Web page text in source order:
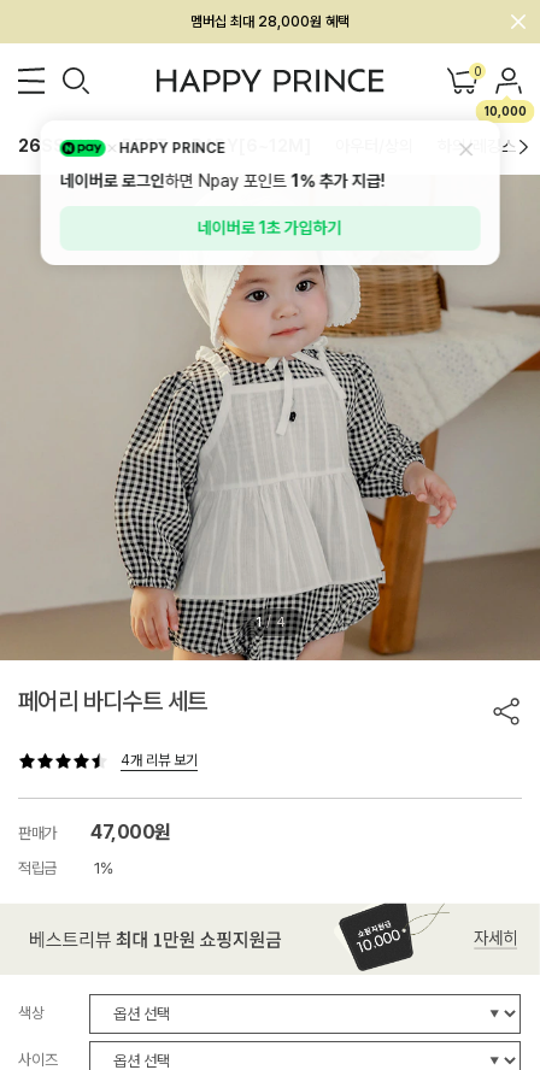
회원전용 아울렛, 가입하면 ~60% 할인!
멤버십 최대 28,000원 혜택 0
10,000
26SS 신상 BEST BABY[6~12M] 하의/레깅스
1 / 4
페어리 바디수트 세트
4개 리뷰 보기
판매가 47,000원
적립금 1%
색상
사이즈
HAPPY PRINCE
네이버로 로그인하면 Npay 포인트1%추가 지급!
네이버로 1초 가입하기